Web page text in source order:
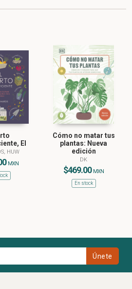
El
HUW
MXN
Cómo no matar tus
plantas: Nueva
edición
DK
$469.00 MXN
En stock